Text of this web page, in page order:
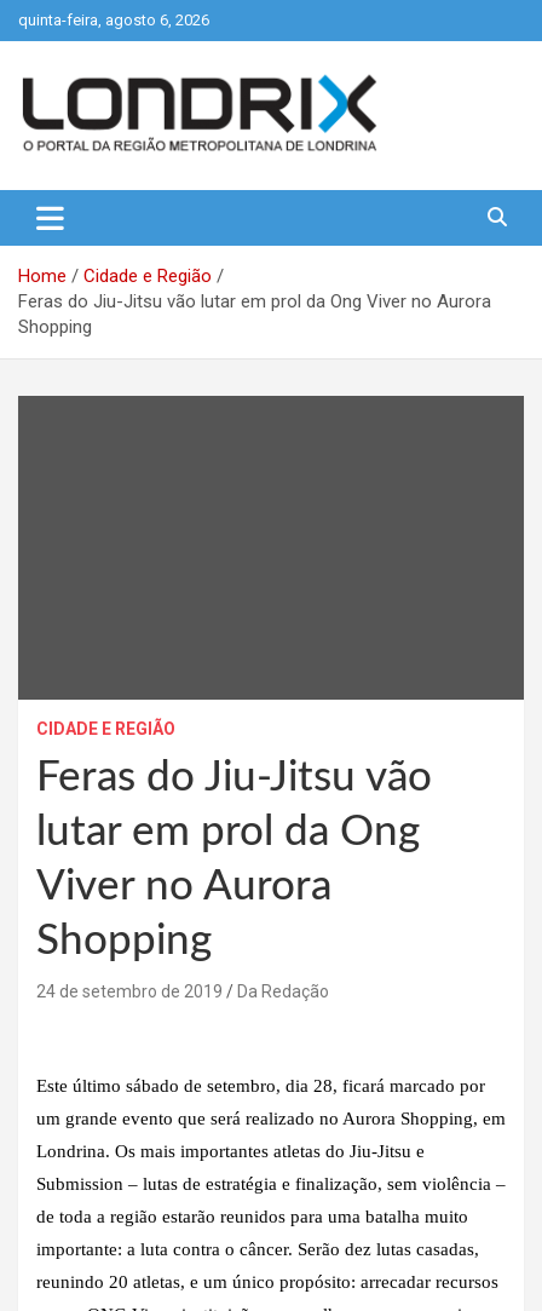
to
quinta-feira, agosto 6, 2026
Londrix
Home
Cidade e Região
Feras do Jiu-Jitsu vão lutar em prol da Ong Viver no Aurora
Shopping
CIDADE E REGIÃO
Feras do Jiu-Jitsu vão
lutar em prol da Ong
Viver no Aurora
Shopping
24 de setembro de 2019 Da Redação
Este último sábado de setembro, dia 28, ficará marcado por
um grande evento que será realizado no Aurora Shopping, em
Londrina. Os mais importantes atletas do Jiu-Jitsu e
Submission – lutas de estratégia e finalização, sem violência –
de toda a região estarão reunidos para uma batalha muito
importante: a luta contra o câncer. Serão dez lutas casadas,
reunindo 20 atletas, e um único propósito: arrecadar recursos